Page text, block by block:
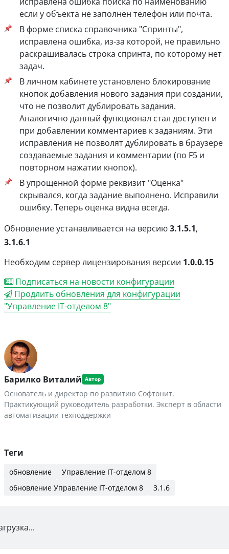
если у объекта не заполнен телефон или почта.
В форме списка справочника "Спринты",
исправлена ошибка, из-за которой, не правильно
раскрашивалась строка спринта, по которому нет
задач.
В личном кабинете установлено блокирование
кнопок добавления нового задания при создании,
что не позволит дублировать задания.
Аналогично данный функционал стал доступен и
при добавлении комментариев к заданиям. Эти
исправления не позволят дублировать в браузере
создаваемые задания и комментарии (по F5 и
повторном нажатии кнопок).
В упрощенной форме реквизит "Оценка"
скрывался, когда задание выполнено. Исправили
ошибку. Теперь оценка видна всегда.
Обновление устанавливается на версию3.1.5.1,
3.1.6.1
Необходим сервер лицензирования версии 1.0.0.15
Подписаться на новости конфигурации
Продлить обновления для конфигурации
"Управление IT-отделом 8"
Барилко Виталий
Основатель и директор по развитию Софтонит.
Практикующий руководитель разработки. Эксперт в области
автоматизации техподдержки
Теги
обновление
Управление IT-отделом 8
обновление Управление IT-отделом 8
3.1.6